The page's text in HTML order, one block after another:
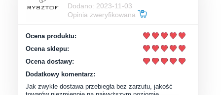
Dodano: 2023-11-03
Opinia zweryfikowana
Ocena produktu:
Ocena sklepu:
Ocena dostawy:
Dodatkowy komentarz:
Jak zwykle dostawa przebiegła bez zarzutu, jakość